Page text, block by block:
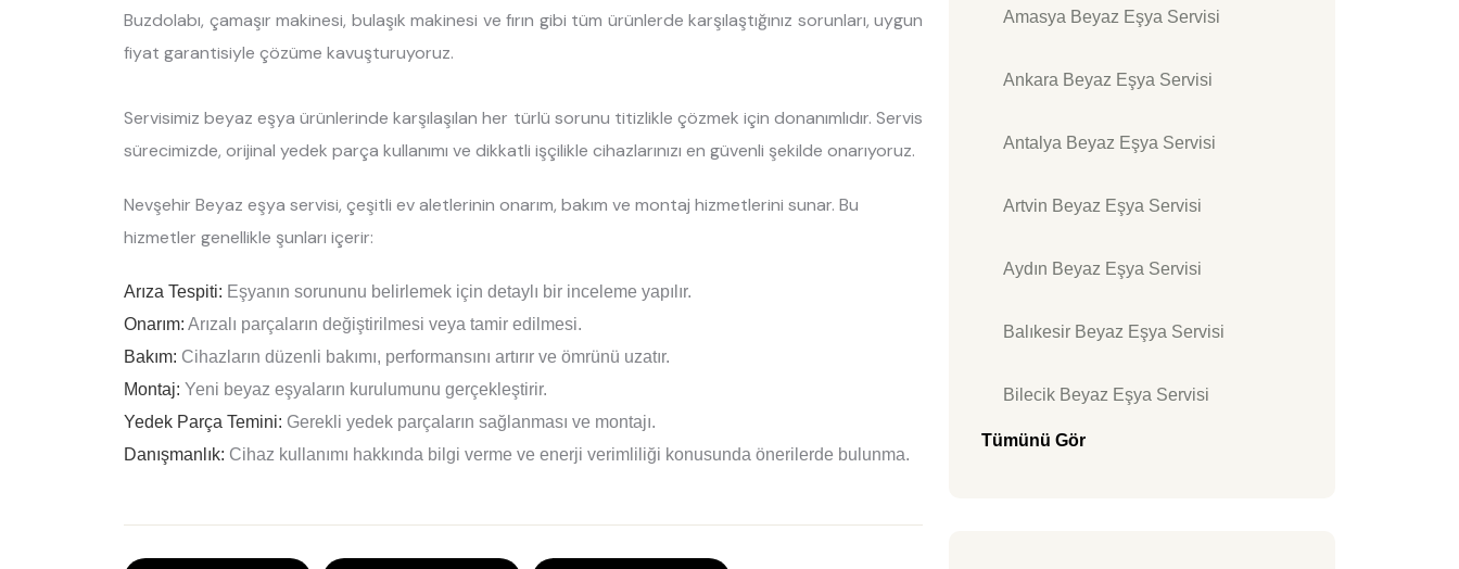
Buzdolabı, çamaşır makinesi, bulaşık makinesi ve fırın gibi tüm ürünlerde karşılaştığınız sorunları, uygun
fiyat garantisiyle çözüme kavuşturuyoruz.
Servisimiz beyaz eşya ürünlerinde karşılaşılan her türlü sorunu titizlikle çözmek için donanımlıdır. Servis
sürecimizde, orijinal yedek parça kullanımı ve dikkatli işçilikle cihazlarınızı en güvenli şekilde onarıyoruz.
Nevşehir Beyaz eşya servisi, çeşitli ev aletlerinin onarım, bakım ve montaj hizmetlerini sunar. Bu
hizmetler genellikle şunları içerir:
Arıza Tespiti: Eşyanın sorununu belirlemek için detaylı bir inceleme yapılır.
Onarım: Arızalı parçaların değiştirilmesi veya tamir edilmesi.
Bakım: Cihazların düzenli bakımı, performansını artırır ve ömrünü uzatır.
Montaj: Yeni beyaz eşyaların kurulumunu gerçekleştirir.
Yedek Parça Temini: Gerekli yedek parçaların sağlanması ve montajı.
Danışmanlık: Cihaz kullanımı hakkında bilgi verme ve enerji verimliliği konusunda önerilerde bulunma.
Amasya Beyaz Eşya Servisi
Ankara Beyaz Eşya Servisi
Antalya Beyaz Eşya Servisi
Artvin Beyaz Eşya Servisi
Aydın Beyaz Eşya Servisi
Balıkesir Beyaz Eşya Servisi
Bilecik Beyaz Eşya Servisi
Tümünü Gör